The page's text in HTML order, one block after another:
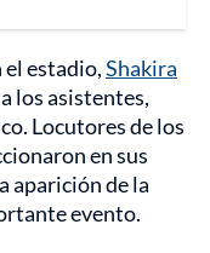
estadio,Shakira
los asistentes,
Locutores de los
en sus
aparición de la
evento.